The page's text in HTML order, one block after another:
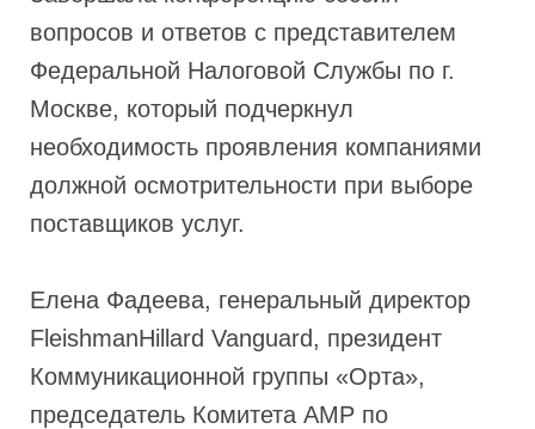
вопросов и ответов с представителем
Федеральной Налоговой Службы по г.
Москве, который подчеркнул
необходимость проявления компаниями
должной осмотрительности при выборе
поставщиков услуг.
Елена Фадеева, генеральный директор
FleishmanHillard Vanguard, президент
Коммуникационной группы «Орта»,
председатель Комитета АМР по